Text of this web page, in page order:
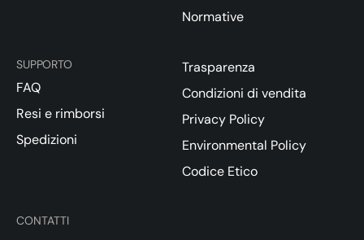
Normative
CONTATTI
SUPPORTO
FAQ
Resi e rimborsi
Spedizioni
Trasparenza
Condizioni di vendita
Privacy Policy
Environmental Policy
Codice Etico